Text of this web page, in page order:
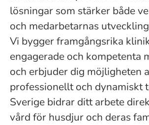
lösningar som stärker både
och medarbetarnas
Vi bygger framgångsrika
engagerade och kompetenta
och erbjuder dig möjligheten
professionellt och dynamiskt
Sverige bidrar ditt arbete
vård för husdjur och deras